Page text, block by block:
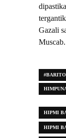
Gazali
HIPMI
HIPMI